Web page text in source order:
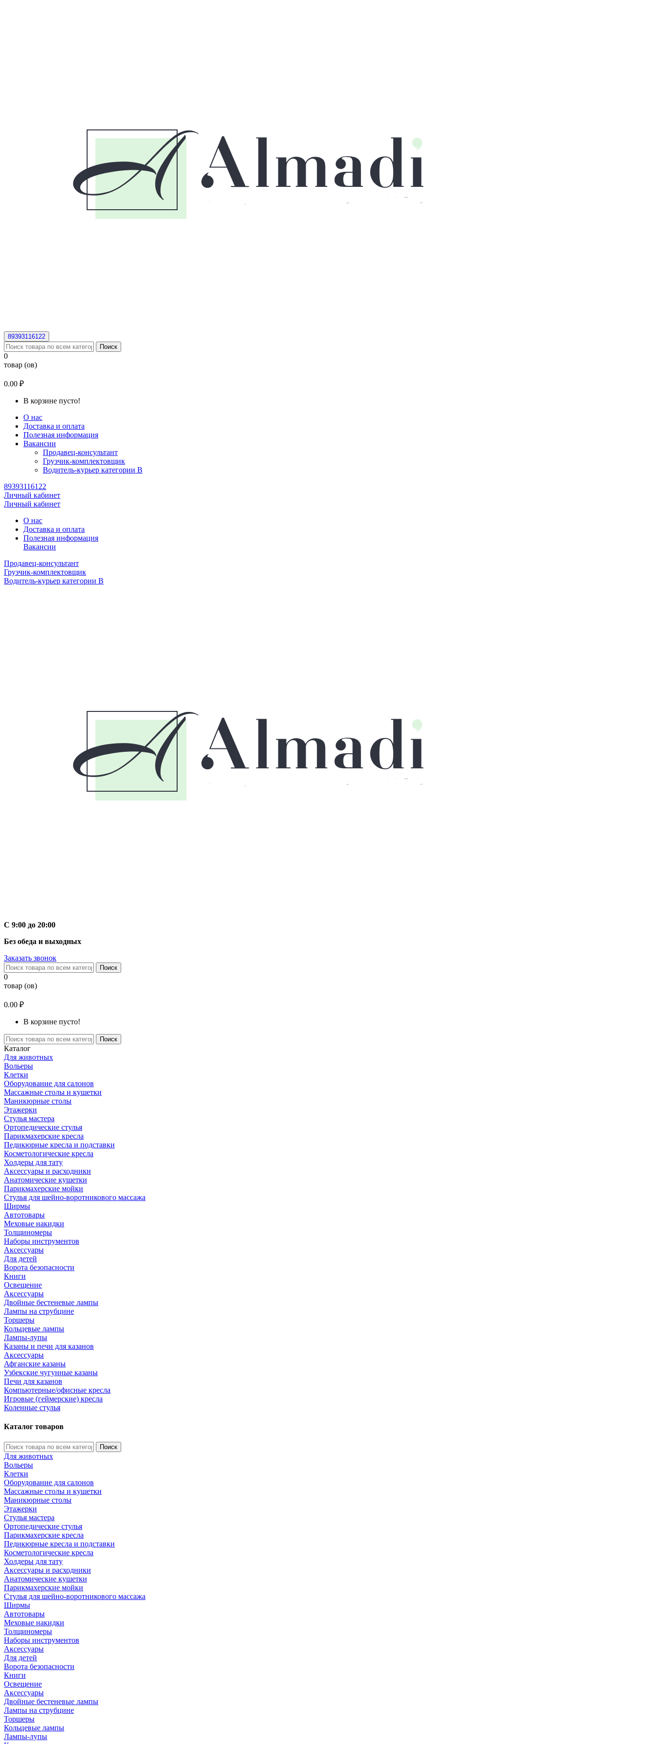
89393116122
Поиск
0
товар (ов)
0.00 ₽
В корзине пусто!
О нас
Доставка и оплата
Полезная информация
Вакансии
Продавец-консультант
Грузчик-комплектовщик
Водитель-курьер категории B
89393116122
Личный кабинет
Личный кабинет
О нас
Доставка и оплата
Полезная информация
Вакансии
Продавец-консультант
Грузчик-комплектовщик
Водитель-курьер категории B
С 9:00 до 20:00
Без обеда и выходных
Заказать звонок
Поиск
0
товар (ов)
0.00 ₽
В корзине пусто!
Поиск
Каталог
Для животных
Вольеры
Клетки
Оборудование для салонов
Массажные столы и кушетки
Маникюрные столы
Этажерки
Стулья мастера
Ортопедические стулья
Парикмахерские кресла
Педикюрные кресла и подставки
Косметологические кресла
Холдеры для тату
Аксессуары и расходники
Анатомические кушетки
Парикмахерские мойки
Стулья для шейно-воротникового массажа
Ширмы
Автотовары
Меховые накидки
Толщиномеры
Наборы инструментов
Аксессуары
Для детей
Ворота безопасности
Книги
Освещение
Аксессуары
Двойные бестеневые лампы
Лампы на струбцине
Торшеры
Кольцевые лампы
Лампы-лупы
Казаны и печи для казанов
Аксессуары
Афганские казаны
Узбекские чугунные казаны
Печи для казанов
Компьютерные/офисные кресла
Игровые (геймерские) кресла
Коленные стулья
Каталог товаров
Поиск
Для животных
Вольеры
Клетки
Оборудование для салонов
Массажные столы и кушетки
Маникюрные столы
Этажерки
Стулья мастера
Ортопедические стулья
Парикмахерские кресла
Педикюрные кресла и подставки
Косметологические кресла
Холдеры для тату
Аксессуары и расходники
Анатомические кушетки
Парикмахерские мойки
Стулья для шейно-воротникового массажа
Ширмы
Автотовары
Меховые накидки
Толщиномеры
Наборы инструментов
Аксессуары
Для детей
Ворота безопасности
Книги
Освещение
Аксессуары
Двойные бестеневые лампы
Лампы на струбцине
Торшеры
Кольцевые лампы
Лампы-лупы